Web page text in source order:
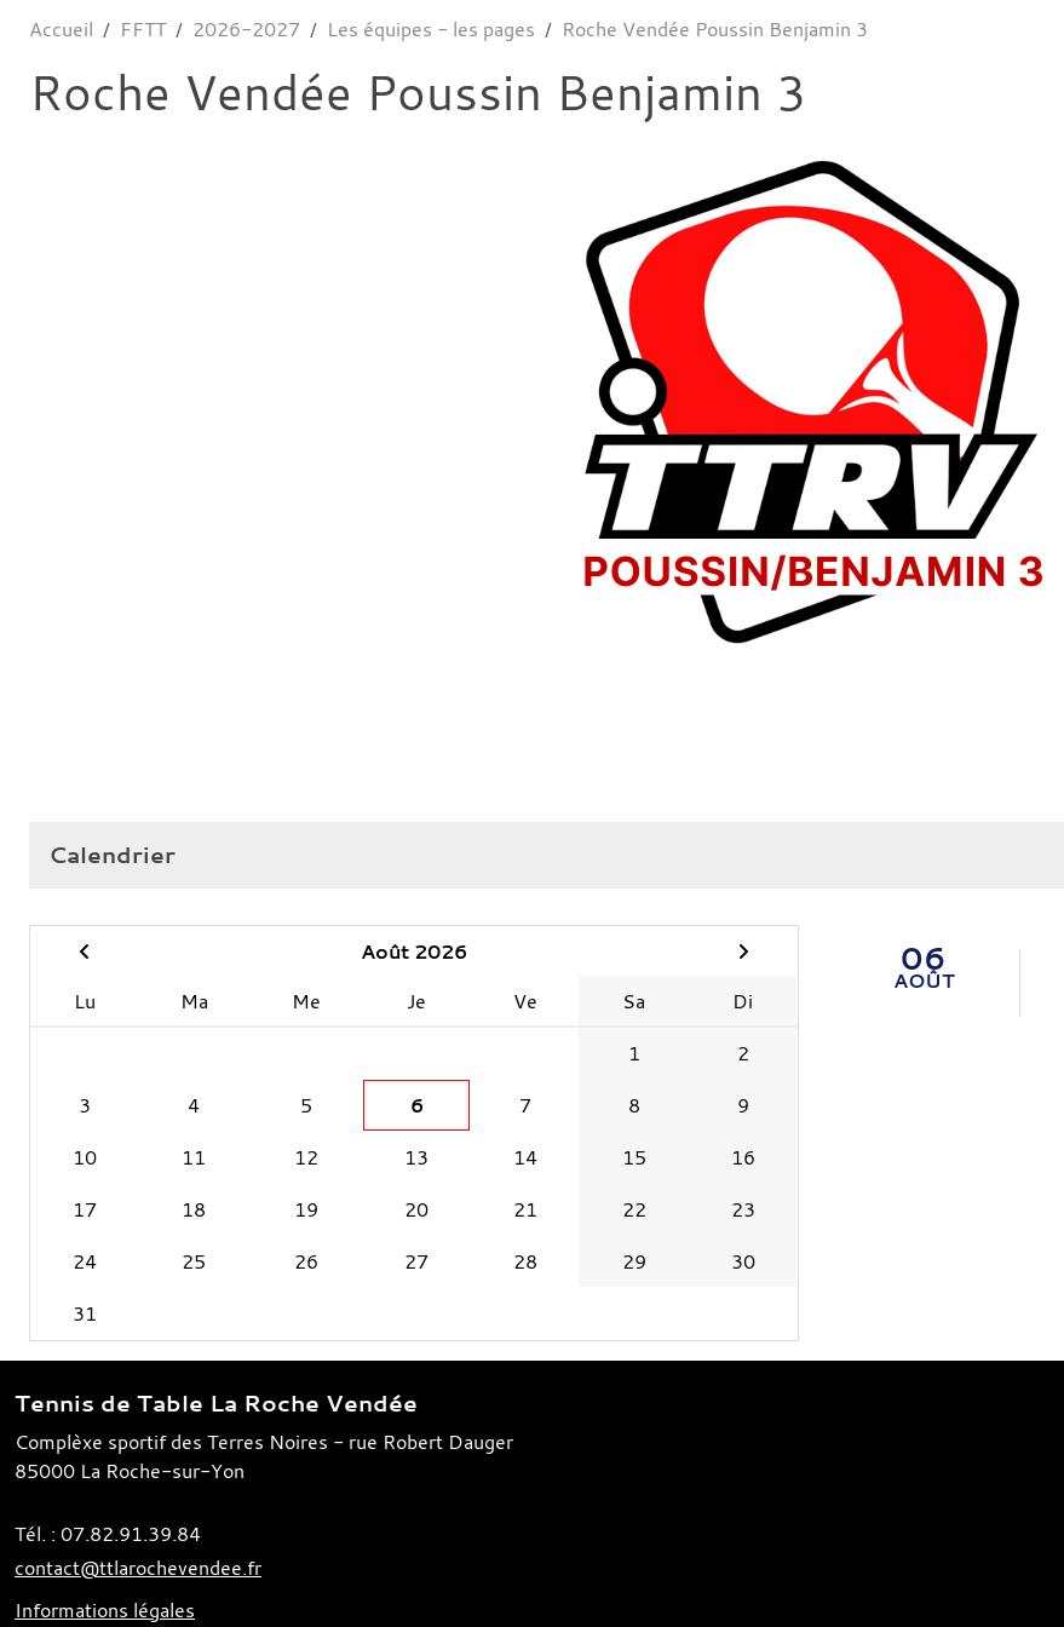
Accueil FFTT 2026-2027 Les équipes - les pages Roche Vendée Poussin Benjamin 3
Roche Vendée Poussin Benjamin 3
Calendrier
Août 2026
Lu
Ma Me Je Ve Sa
Di
1
2
3
4 5 6 7 8
9
10
11 12 13 14 15
16
17
18 19 20 21 22
23
24
25 26 27 28 29
30
31
06
AOÛT
Tennis de Table La Roche Vendée
Complèxe sportif des Terres Noires - rue Robert Dauger
85000 La Roche-sur-Yon
Tél. : 07.82.91.39.84
contact@ttlarochevendee.fr
Informations légales